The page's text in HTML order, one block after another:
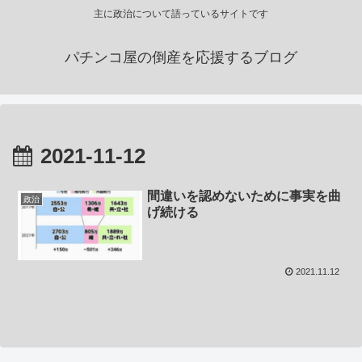
主に政治について語っているサイトです
パチンコ屋の倒産を応援するブログ
2021-11-12
政治
間違いを認めないために事実を曲
げ続ける
2021.11.12